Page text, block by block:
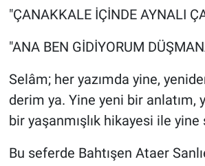
"ÇANAKKALE İÇİNDE AYNALI
"ANA BEN GİDİYORUM
Selâm; her yazımda yine,
derim ya. Yine yeni bir anlatım,
bir yaşanmışlık hikayesi ile
Bu seferde Bahtışen Ataer
Asayiş
Kültür - Sanat
Politika
Çevre